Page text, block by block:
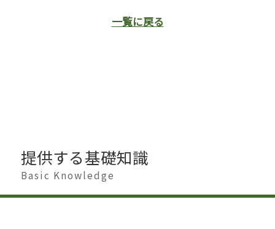
一覧に戻る
提供する基礎知識
Basic Knowledge